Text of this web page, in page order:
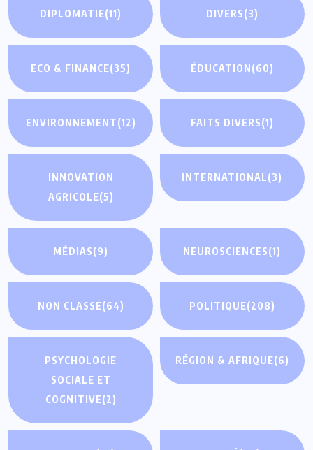
DIPLOMATIE(11) DIVERS(3)
ECO & FINANCE(35) ÉDUCATION(60)
ENVIRONNEMENT(12) FAITS DIVERS(1)
INNOVATION
AGRICOLE(5)
INTERNATIONAL(3)
MÉDIAS(9) NEUROSCIENCES(1)
NON CLASSÉ(64) POLITIQUE(208)
PSYCHOLOGIE
SOCIALE ET
COGNITIVE(2)
RÉGION & AFRIQUE(6)